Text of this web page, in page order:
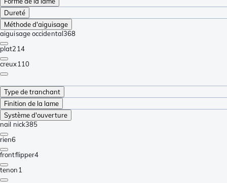
Dureté
Méthode d'aiguisage
aiguisage occidental368
plat214
creux110
Type de tranchant
Finition de la lame
Système d'ouverture
nail nick385
rien6
frontflipper4
tenon1